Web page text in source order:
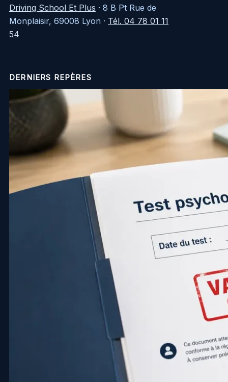
Driving School Et Plus · 8 B Pt Rue de
Monplaisir, 69008 Lyon · Tél. 04 78 01 11
54
DERNIERS REPÈRES